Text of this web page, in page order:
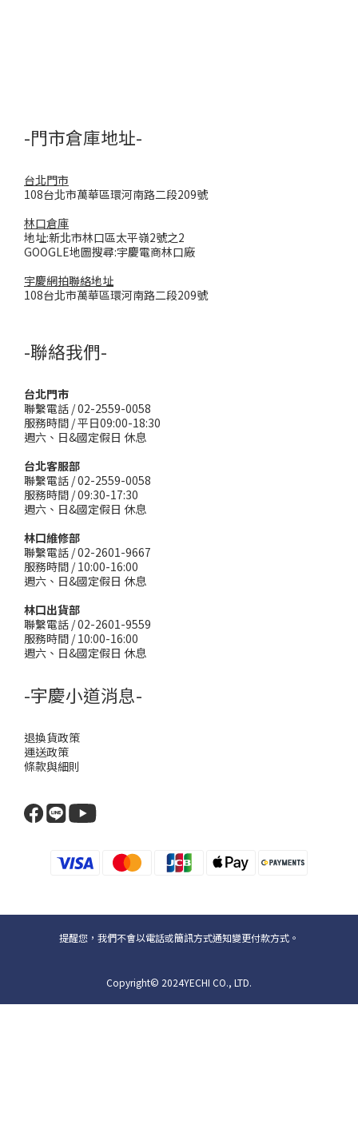
-門市倉庫地址-
台北門市
108台北市萬華區環河南路二段209號
林口倉庫
地址:新北市林口區太平嶺2號之2
GOOGLE地圖搜尋:宇慶電商林口廠
宇慶網拍聯絡地址
108台北市萬華區環河南路二段209號
-聯絡我們-
台北門市
聯繫電話 / 02-2559-0058
服務時間 / 平日09:00-18:30
週六、日&國定假日 休息
台北客服部
聯繫電話 / 02-2559-0058
服務時間 / 09:30-17:30
週六、日&國定假日 休息
林口維修部
聯繫電話 / 02-2601-9667
服務時間 / 10:00-16:00
週六、日&國定假日 休息
林口出貨部
聯繫電話 / 02-2601-9559
服務時間 / 10:00-16:00
週六、日&國定假日 休息
-宇慶小道消息-
退換貨政策
運送政策
條款與細則
提醒您，我們不會以電話或簡訊方式通知變更付款方式。
Copyright© 2024YECHI CO., LTD.